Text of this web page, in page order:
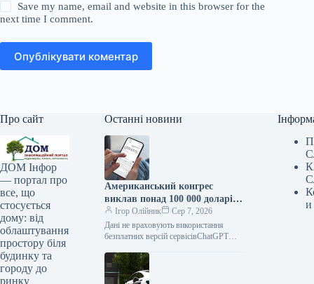
Save my name, email and website in this browser for the
next time I comment.
Опублікувати коментар
Про сайт
ДОМ Інфор
— портал про
все, що
стосується
дому: від
облаштування
простору біля
будинку та
городу до
ринку
Останні новини
Американський конгрес
виклав понад 100 000 доларів
на ChatGPT.
Ігор Олійник
Сер 7, 2026
Дані не враховують використання
безплатних версій сервісівChatGPT
інструменту штучного інтелекту в
американському Конгресі. На
розробку
и